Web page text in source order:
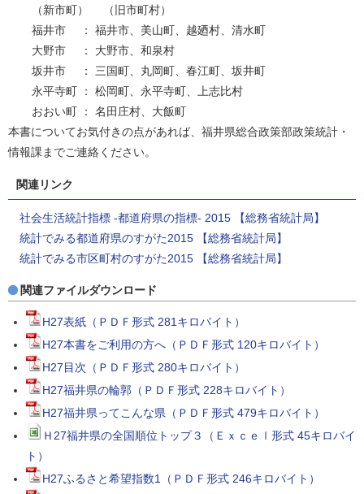
（新市町） （旧市町村）
福井市 ： 福井市、美山町、越廼村、清水町
大野市 ： 大野市、和泉村
坂井市 ： 三国町、丸岡町、春江町、坂井町
永平寺町 ： 松岡町、永平寺町、上志比村
おおい町 ： 名田庄村、大飯町
本書についてお気付きの点があれば、福井県総合政策部政策統計・
情報課までご連絡ください。
関連リンク
社会生活統計指標 -都道府県の指標- 2015 【総務省統計局】
統計でみる都道府県のすがた2015 【総務省統計局】
統計でみる市区町村のすがた2015 【総務省統計局】
関連ファイルダウンロード
H27表紙（ＰＤＦ形式 281キロバイト）
H27本書をご利用の方へ（ＰＤＦ形式 120キロバイト）
H27目次（ＰＤＦ形式 280キロバイト）
H27福井県の輪郭（ＰＤＦ形式 228キロバイト）
H27福井県ってこんな県（ＰＤＦ形式 479キロバイト）
Ｈ27福井県の全国順位トップ３（Ｅｘｃｅｌ形式 45キロバイ
ト）
H27ふるさと希望指数1（ＰＤＦ形式 246キロバイト）